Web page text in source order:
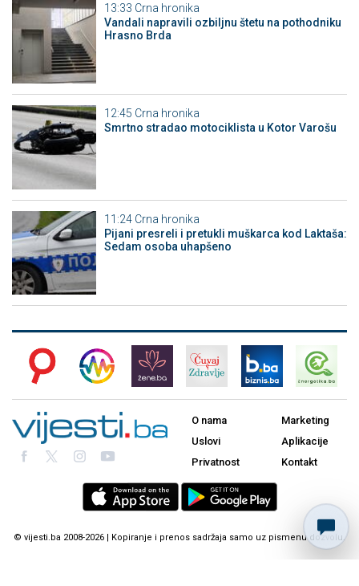
13:33 Crna hronika
Vandali napravili ozbiljnu štetu na pothodniku
Hrasno Brda
12:45 Crna hronika
Smrtno stradao motociklista u Kotor Varošu
11:24 Crna hronika
Pijani presreli i pretukli muškarca kod Laktaša:
Sedam osoba uhapšeno
O nama
Uslovi
Privatnost
Marketing
Aplikacije
Kontakt
© vijesti.ba 2008-2026 | Kopiranje i prenos sadržaja samo uz pismenu dozvolu.